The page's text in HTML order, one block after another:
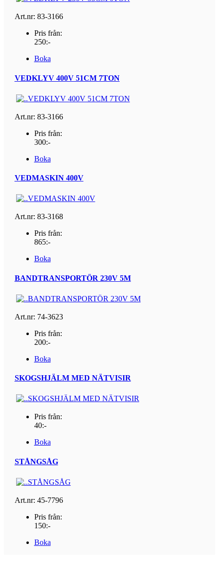
Art.nr: 83-3166
Pris från:
250:-
Boka
VEDKLYV 400V 51CM 7TON
Art.nr: 83-3166
Pris från:
300:-
Boka
VEDMASKIN 400V
Art.nr: 83-3168
Pris från:
865:-
Boka
BANDTRANSPORTÖR 230V 5M
Art.nr: 74-3623
Pris från:
200:-
Boka
SKOGSHJÄLM MED NÄTVISIR
Pris från:
40:-
Boka
STÅNGSÅG
Art.nr: 45-7796
Pris från:
150:-
Boka